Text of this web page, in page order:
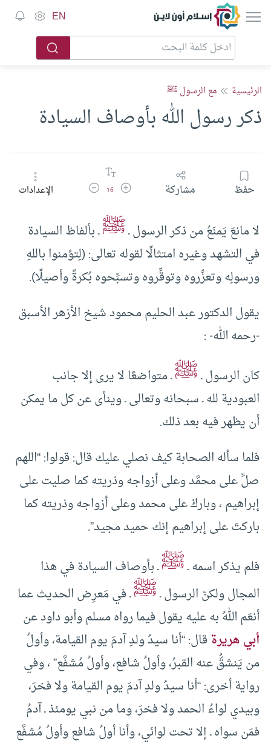
إسلام أون لاين EN
الرئيسية مع الرسول ﷺ
ذكر رسول الله بأوصاف السيادة
حفظ مشاركة زيادة حجم الخط
16 تقليل حجم الخطالإعدادات
لا مانعَ يَمنَعُ من ذكر الرسول ـﷺـ بألفاظ السيادة
في التشهد وغيره امتثالًا لقوله تعالى: (لِتؤمنوا باللهِ
ورسولِه وتعزِّروه وتوقِّروه وتسبِّحوه بُكرةً وأصيلًا).
يقول الدكتور عبد الحليم محمود شيخ الأزهر الأسبق
-رحمه الله- :
كان الرسول ـﷺـ متواضعًا لا يرى إلا جانب
العبودية لله ـ سبحانه وتعالى ـ وينأى عن كل ما يمكن
أن يظهر فيه بعد ذلك.
فلما سأله الصحابة كيف نصلي عليك قال: قولوا: “اللهم
صلِّ على محمَّد وعلى أزواجه وذريته كما صليت على
إبراهيم ، وباركْ على محمد وعلى أزواجه وذريته كما
باركتَ على إبراهيم إنك حميد مجيد”.
فلم يذكر اسمه ـﷺـ بأوصاف السيادة في هذا
المجال ولكنّ الرسول ـﷺـ في مَعرِض الحديث عما
أنعَم اللهُ به عليه يقول فيما رواه مسلم وأبو داود عن
أبي هريرةقال: “أنا سيدُ ولدِ آدمَ يوم القيامة، وأولُ
من يَنشقُّ عنه القبرُ، وأولُ شافع، وأولُ مُشفَّع” ، وفي
رواية أخرى: “أنا سيدُ ولدِ آدمَ يوم القيامة ولا فخرَ،
وبيدي لواءُ الحمد ولا فخرَ، وما من نبي يومئذ ـ آدمُ
فمَن سواه ـ إلا تحت لوائي، وأنا أولُ شافع وأولُ مُشفَّع